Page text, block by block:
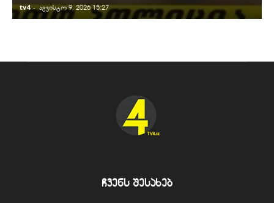
tv4 - აგვისტო 9, 2026 15:27
ჩვენს შესახებ